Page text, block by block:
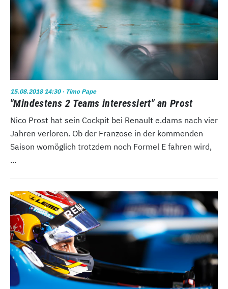
15.08.2018 14:30· Timo Pape
"Mindestens 2 Teams interessiert" an Prost
Nico Prost hat sein Cockpit bei Renault e.dams nach vier
Jahren verloren. Ob der Franzose in der kommenden
Saison womöglich trotzdem noch Formel E fahren wird,
...